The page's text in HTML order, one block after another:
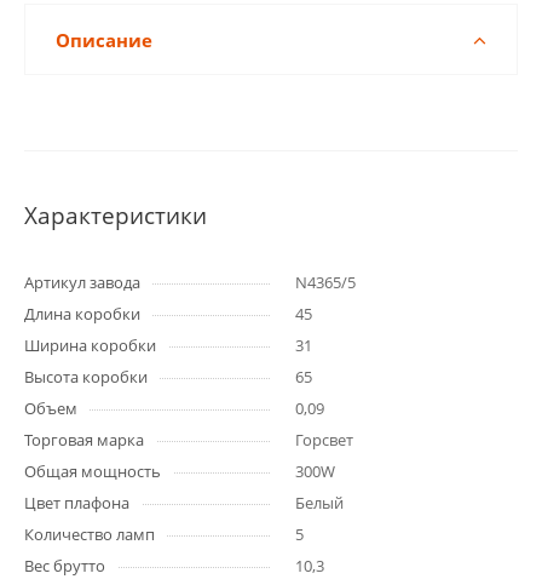
Описание
Характеристики
Артикул завода
N4365/5
Длина коробки
45
Ширина коробки
31
Высота коробки
65
Объем
0,09
Торговая марка
Горсвет
Общая мощность
300W
Цвет плафона
Белый
Количество ламп
5
Вес брутто
10,3